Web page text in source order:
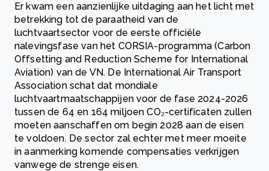
Er kwam een aanzienlijke uitdaging aan het licht met
betrekking tot de paraatheid van de
luchtvaartsector voor de eerste officiële
nalevingsfase van het CORSIA-programma (Carbon
Offsetting and Reduction Scheme for International
Aviation) van de VN. De International Air Transport
Association schat dat mondiale
luchtvaartmaatschappijen voor de fase 2024-2026
tussen de 64 en 164 miljoen CO₂-certificaten zullen
moeten aanschaffen om begin 2028 aan de eisen
te voldoen. De sector zal echter met meer moeite
in aanmerking komende compensaties verkrijgen
vanwege de strenge eisen.